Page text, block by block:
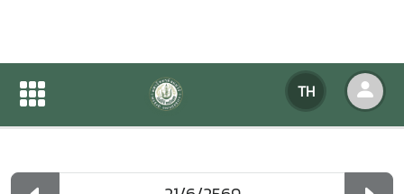
TH
ปฏิทินกิจกรรมของหน่วยงาน
ปฏิทินกิจกรรมของหน่วยงาน